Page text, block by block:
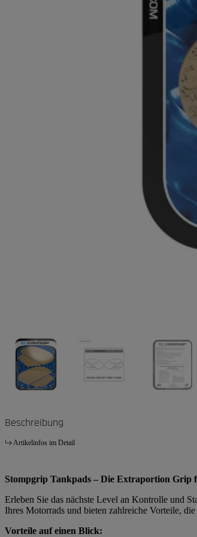
Beschreibung
Artikelinfos im Detail
Stompgrip Tankpads – Die Extraportion
Erleben Sie das nächste Level an Kontrolle und
Ihres Motorrads und bieten zahlreiche Vorteile,
Vorteile auf einen Blick: